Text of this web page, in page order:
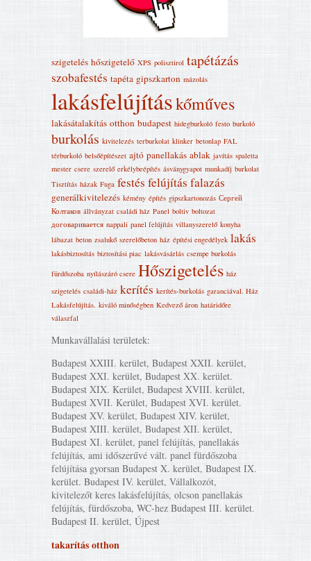
szigetelés hőszigetelő XPS polisztirol tapétázás
szobafestés tapéta gipszkarton mázolás
lakásfelújításkőműves
lakásátalakítás otthon budapest hidegburkoló festo burkoló
burkolás kivitelezés terburkolat klinker betonlap FAL
térburkoló belsőépítészet ajtó panellakás ablak javítás spaletta
mester csere szerelő erkélybeépítés ásványgyapot munkadíj burkolat
Tisztítás házak Fuga festés felújítás falazás
generálkivitelezés kémény építés gipszkartonozás Сергей
Колтаков állványzat családi ház Panel boltiv boltozat
договаривается nappali panel felújítás villanyszerelő konyha
lábazat beton zsalukő szerelőbeton ház építési engedélyek lakás
lakásbiztosítás biztosítási piac lakásvásárlás csempe burkolás
fürdőszoba nyílászáró csere Hőszigetelés ház
szigetelés családi-ház kerítés kerítés-burkolás garanciával. Ház
Lakásfelújítás‎. kiváló minőségben Kedvező áron határidőre
válaszfal
Munkavállalási területek:
Budapest XXIII. kerület, Budapest XXII. kerület,
Budapest XXI. kerület, Budapest XX. kerület.
Budapest XIX. Kerület, Budapest XVIII. kerület,
Budapest XVII. Kerület, Budapest XVI. kerület.
Budapest XV. kerület, Budapest XIV. kerület,
Budapest XIII. kerület, Budapest XII. kerület,
Budapest XI. kerület, panel felújítás, panellakás
felújítás, ami időszerűvé vált. panel fürdőszoba
felújítása gyorsan Budapest X. kerület, Budapest IX.
kerület. Budapest IV. kerület, Vállalkozót,
kivitelezőt keres lakásfelújítás, olcson panellakás
felújítás, fürdőszoba, WC-hez Budapest III. kerület.
Budapest II. kerület, Újpest
takarítás otthon